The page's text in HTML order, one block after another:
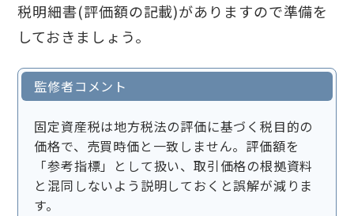
税明細書(評価額の記載)がありますので準備を
しておきましょう。
監修者コメント
固定資産税は地方税法の評価に基づく税目的の
価格で、売買時価と一致しません。評価額を
「参考指標」として扱い、取引価格の根拠資料
と混同しないよう説明しておくと誤解が減りま
す。